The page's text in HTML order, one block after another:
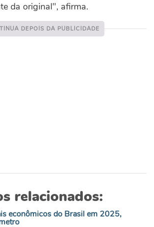
da original", afirma.
relacionados:
econômicos do Brasil em 2025,